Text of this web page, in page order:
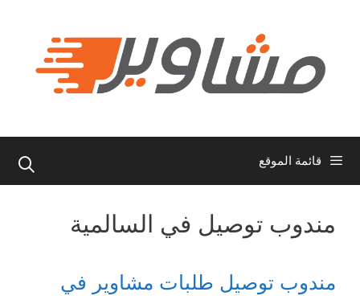
قائمة الموقع
مندوب توصيل في السالمية
مندوب توصيل طلبات مشاوير في